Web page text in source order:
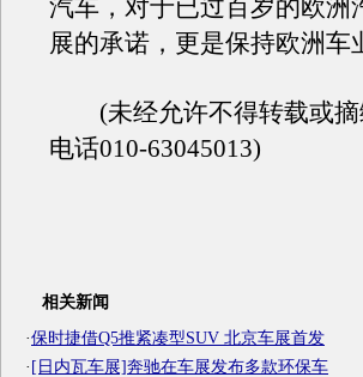
汽车，对于已过百岁的欧
展的承诺，更是保持欧洲
(未经允许不得转载或摘
电话010-63045013)
相关新闻
·保时捷借Q5推紧凑型SUV 北京车展首发
·[日内瓦车展]奔驰在车展发布多款环保车